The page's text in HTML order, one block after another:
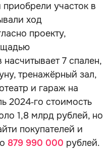
участок в
ход
проекту,
7 спален,
тренажёрный зал,
и гараж на
2024‑го стоимость
1,8 млрд рублей, но
покупателей и
879 990 000 рублей.